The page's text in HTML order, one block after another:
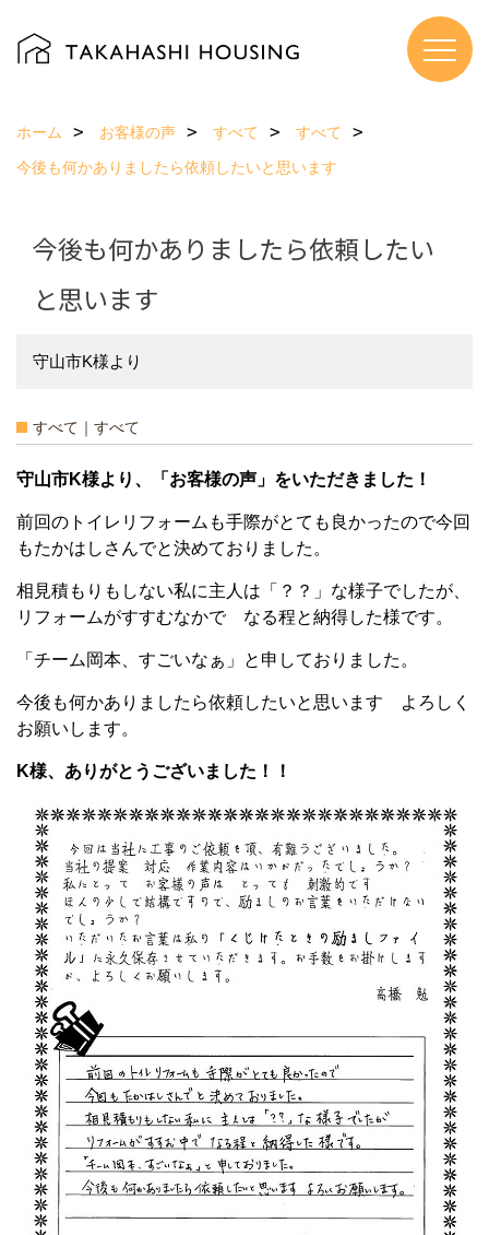
ホーム お客様の声 すべて
すべて
今後も何かありましたら依頼したいと思います
今後も何かありましたら依頼したい
と思います
守山市K様より
すべて｜すべて
守山市K様より、「お客様の声」をいただきました！
前回のトイレリフォームも手際がとても良かったので今回
もたかはしさんでと決めておりました。
相見積もりもしない私に主人は「？？」な様子でしたが、
リフォームがすすむなかで なる程と納得した様です。
「チーム岡本、すごいなぁ」と申しておりました。
今後も何かありましたら依頼したいと思います よろしく
お願いします。
K様、ありがとうございました！！